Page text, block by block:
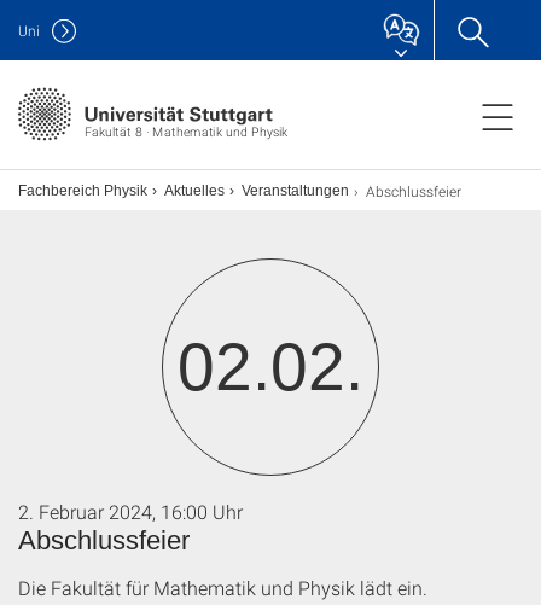
Fakultät 8 · Mathematik und Physik
Uni
Fachbereich Physik Aktuelles Veranstaltungen Abschlussfeier
02.02.
Abschlussfeier
2. Februar 2024, 16:00 Uhr
Die Fakultät für Mathematik und Physik lädt ein.